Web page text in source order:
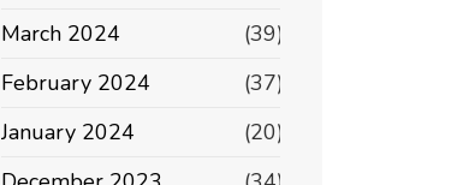
March 2024
(39)
February 2024
(37)
January 2024
(20)